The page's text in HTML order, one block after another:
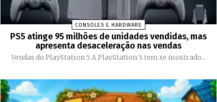
CONSOLES E HARDWARE
PS5 atinge 95 milhões de unidades vendidas, mas
apresenta desaceleração nas vendas
Vendas do PlayStation 5 A PlayStation 5 tem se mostrado...